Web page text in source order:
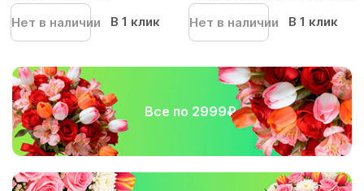
Нет в наличии В 1 клик Нет в наличии В 1 клик
Все по 2999₽